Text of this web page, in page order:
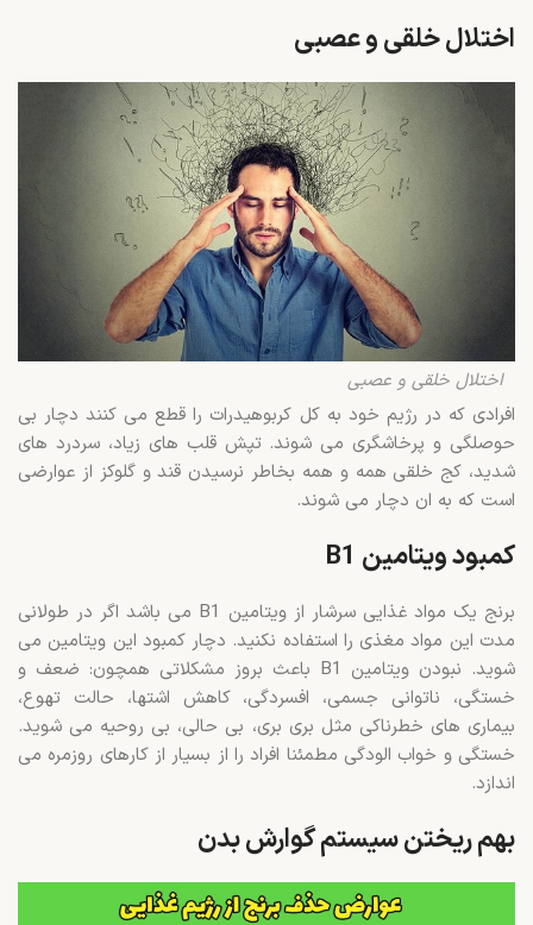
اختلال خلقی و عصبی
اختلال خلقی و عصبی
افرادی که در رژیم خود به کل کربوهیدرات را قطع می کنند دچار بی
حوصلگی و پرخاشگری می شوند. تپش قلب های زیاد، سردرد های
شدید، کج خلقی همه و همه بخاطر نرسیدن قند و گلوکز از عوارضی
است که به ان دچار می شوند.
کمبود ویتامین B1
برنج یک مواد غذایی سرشار از ویتامین B1 می باشد اگر در طولانی
مدت این مواد مغذی را استفاده نکنید. دچار کمبود این ویتامین می
شوید. نبودن ویتامین B1 باعث بروز مشکلاتی همچون: ضعف و
خستگی، ناتوانی جسمی، افسردگی، کاهش اشتها، حالت تهوع،
بیماری های خطرناکی مثل بری بری، بی حالی، بی روحیه می شوید.
خستگی و خواب الودگی مطمئنا افراد را از بسیار از کارهای روزمره می
اندازد.
بهم ریختن سیستم گوارش بدن